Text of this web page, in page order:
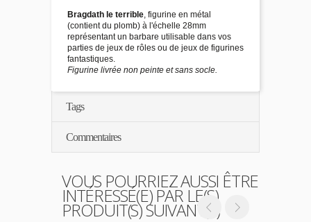
Bragdath le terrible, figurine en métal
(contient du plomb) à l'échelle 28mm
représentant un barbare utilisable dans vos
parties de jeux de rôles ou de jeux de figurines
fantastiques.
Figurine livrée non peinte et sans socle.
Tags
Commentaires
VOUS POURRIEZ AUSSI ÊTRE
INTÉRESSÉ(E) PAR LE(S)
PRODUIT(S) SUIVANT(S)